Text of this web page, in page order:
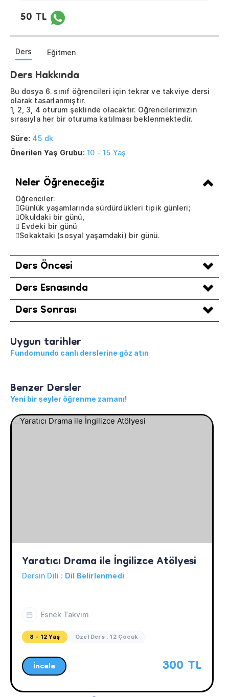
50 TL
Ders Eğitmen
Ders Hakkında
Bu dosya 6. sınıf öğrencileri için tekrar ve takviye dersi
olarak tasarlanmıştır.
1, 2, 3, 4 oturum şeklinde olacaktır. Öğrencilerimizin
sırasıyla her bir oturuma katılması beklenmektedir.
Süre: 45 dk
Önerilen Yaş Grubu: 10 - 15 Yaş
Neler Öğreneceğiz
Öğrenciler:
Günlük yaşamlarında sürdürdükleri tipik günleri;
Okuldaki bir günü,
 Evdeki bir günü
Sokaktaki (sosyal yaşamdaki) bir günü.
Ders Öncesi
Ders Esnasında
Ders Sonrası
Uygun tarihler
Fundomundo canlı derslerine göz atın
Benzer Dersler
Yeni bir şeyler öğrenme zamanı!
Yaratıcı Drama ile İngilizce Atölyesi
Dersin Dili : Dil Belirlenmedi
Esnek Takvim
8 - 12 Yaş Özel Ders : 12 Çocuk
İncele 300 TL